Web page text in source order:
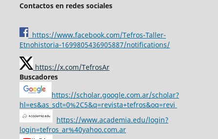
Contactos en redes sociales
https://www.facebook.com/Tefros-Taller-
Etnohistoria-1699805436905887/notifications/
https://x.com/TefrosAr
Buscadores
https://scholar.google.com.ar/scholar?
hl=es&as_sdt=0%2C5&q=revista+tefros&oq=revi
https://www.academia.edu/login?
login=tefros_ar%40yahoo.com.ar